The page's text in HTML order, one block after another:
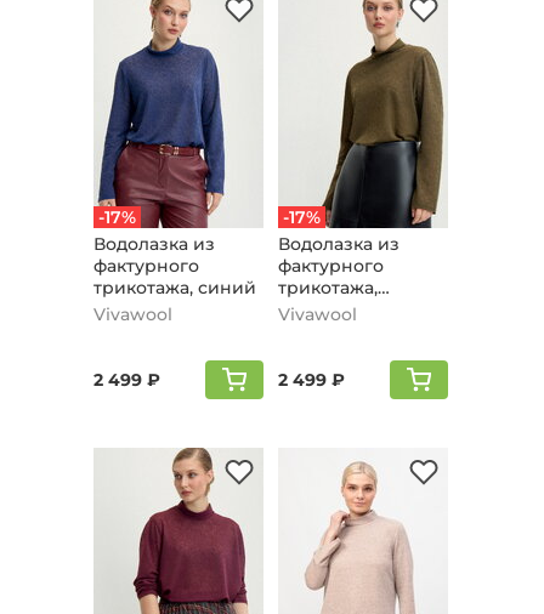
-17%
Водолазка из
фактурного
трикотажа, синий
Vivawool
2 499 ₽
-17%
Водолазка из
фактурного
трикотажа,
оливковый
Vivawool
2 499 ₽